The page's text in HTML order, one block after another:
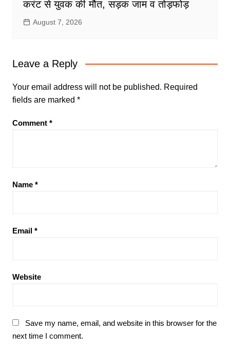
करंट से युवक की मौत, सड़क जाम व तोड़फोड़
August 7, 2026
Leave a Reply
Your email address will not be published. Required
fields are marked *
Comment *
Name *
Email *
Website
Save my name, email, and website in this browser for the
next time I comment.